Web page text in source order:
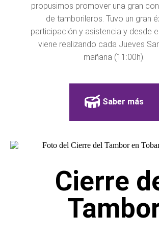
propusimos promover una gran
de tamborileros. Tuvo un gran
participación y asistencia y desde
viene realizando cada Jueves
mañana (11:00h).
Saber más
Cierre